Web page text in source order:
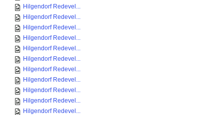
Hilgendorf Redevel...
Hilgendorf Redevel...
Hilgendorf Redevel...
Hilgendorf Redevel...
Hilgendorf Redevel...
Hilgendorf Redevel...
Hilgendorf Redevel...
Hilgendorf Redevel...
Hilgendorf Redevel...
Hilgendorf Redevel...
Hilgendorf Redevel...